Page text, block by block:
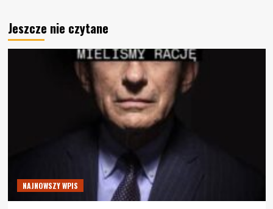
Jeszcze nie czytane
NAJNOWSZY WPIS